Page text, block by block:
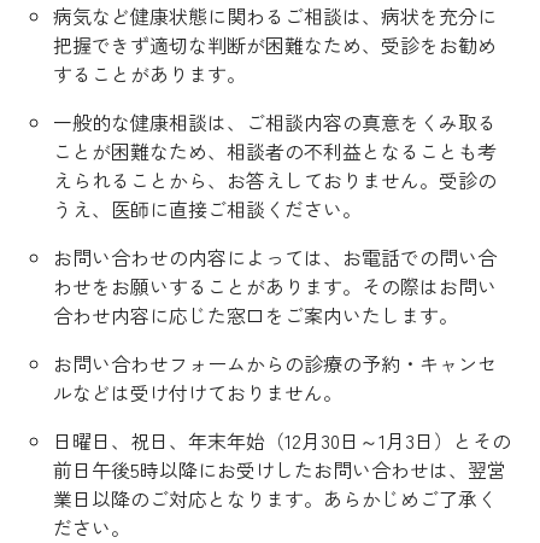
病気など健康状態に関わるご相談は、病状を充分に
把握できず適切な判断が困難なため、受診をお勧め
することがあります。
一般的な健康相談は、ご相談内容の真意をくみ取る
ことが困難なため、相談者の不利益となることも考
えられることから、お答えしておりません。受診の
うえ、医師に直接ご相談ください。
お問い合わせの内容によっては、お電話での問い合
わせをお願いすることがあります。その際はお問い
合わせ内容に応じた窓口をご案内いたします。
お問い合わせフォームからの診療の予約・キャンセ
ルなどは受け付けておりません。
日曜日、祝日、年末年始（12月30日～1月3日）とその
前日午後5時以降にお受けしたお問い合わせは、翌営
業日以降のご対応となります。あらかじめご了承く
ださい。